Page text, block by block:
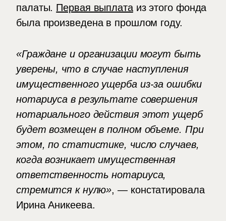
палаты. Первая выплатаиз этого фонда
была произведена в прошлом году.
«Граждане и организации могут быть
уверены, что в случае наступления
имущественного ущерба из-за ошибки
нотариуса в результате совершения
нотариального действия этот ущерб
будет возмещен в полном объеме. При
этом, по статистике, число случаев,
когда возникает имущественная
ответственность нотариуса,
стремится к нулю», — констатировала
Ирина Аникеева.